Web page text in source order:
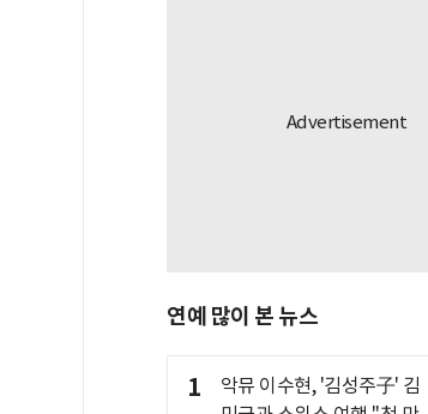
연예 많이 본 뉴스
1
악뮤 이수현, '김성주子' 김